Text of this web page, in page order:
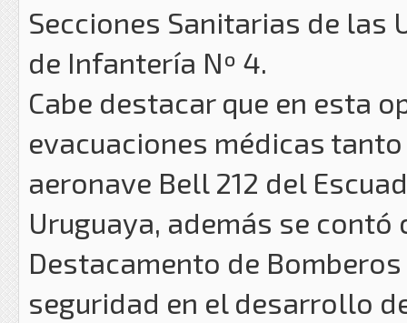
Secciones Sanitarias de las
de Infantería Nº 4.
Cabe destacar que en esta
evacuaciones médicas
aeronave Bell 212 del
Uruguaya, además se
Destacamento de
seguridad en el desarrollo